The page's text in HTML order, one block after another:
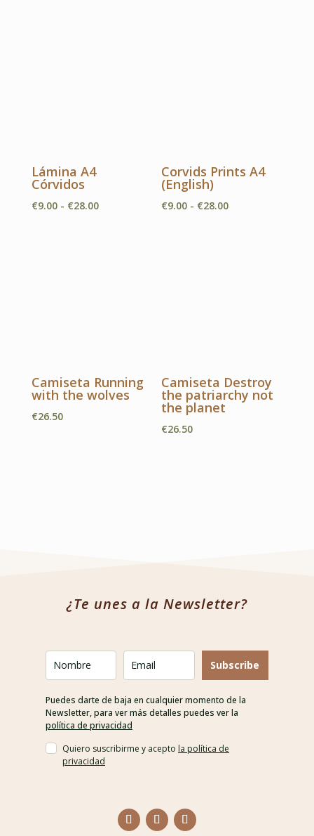
Lámina A4
Córvidos
€9.00 - €28.00Rango
Corvids Prints A4
(English)
€9.00 - €28.00Rango
Camiseta Running
with the wolves
€26.50
Camiseta Destroy
the patriarchy not
the planet
€26.50
¿Te unes a la Newsletter?
Subscribe
Puedes darte de baja en cualquier momento de la
Newsletter, para ver más detalles puedes ver la
política de privacidad
Quiero suscribirme y acepto la política de
privacidad